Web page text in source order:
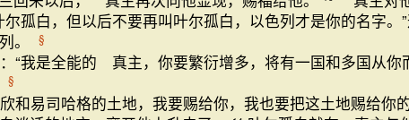
尔孤白，但以后不要再叫叶尔孤白，以色列才是你的名字。
。
§
“我是全能的 真主，你要繁衍增多，将有一国和多国从你
§
和易司哈格的土地，我要赐给你，我也要把这土地赐给你